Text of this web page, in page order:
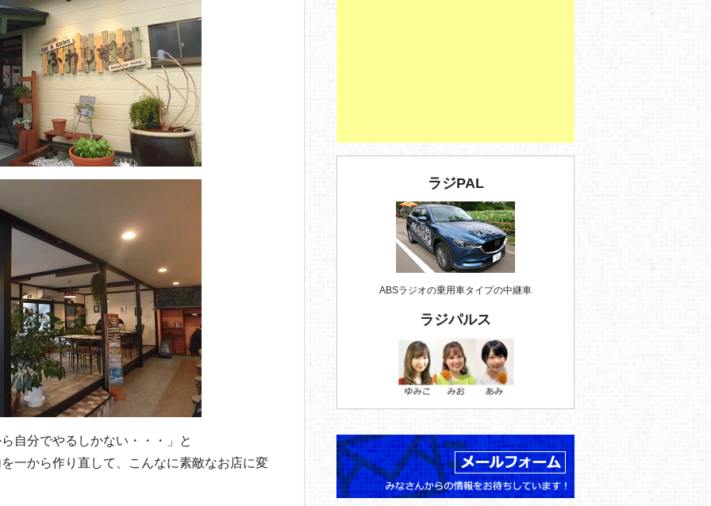
自分でやるしかない・・・」と
一から作り直して、こんなに素敵なお店に変
ラジPAL
ABSラジオの乗用車タイプの中継車
ラジパルス